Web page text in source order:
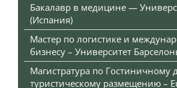
Бакалавр в медицине —
(Испания)
Мастер по логистике и
бизнесу – Университет
Магистратура по Гостиничному
туристическому размещению –